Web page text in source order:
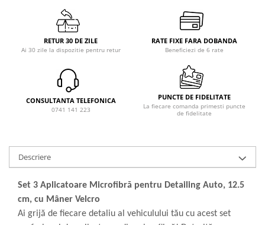
RETUR 30 DE ZILE
Ai 30 zile la dispozitie pentru retur
RATE FIXE FARA DOBANDA
Beneficiezi de 6 rate
CONSULTANTA TELEFONICA
0741 141 223
PUNCTE DE FIDELITATE
La fiecare comanda primesti puncte
de fidelitate
Descriere
Set 3 Aplicatoare Microfibră pentru Detailing Auto, 12.5
cm, cu Mâner Velcro
Ai grijă de fiecare detaliu al vehiculului tău cu acest set